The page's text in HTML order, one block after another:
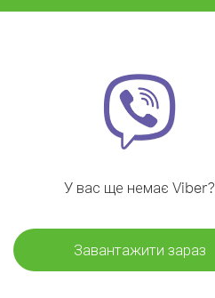
У вас ще немає Viber?
Завантажити зараз